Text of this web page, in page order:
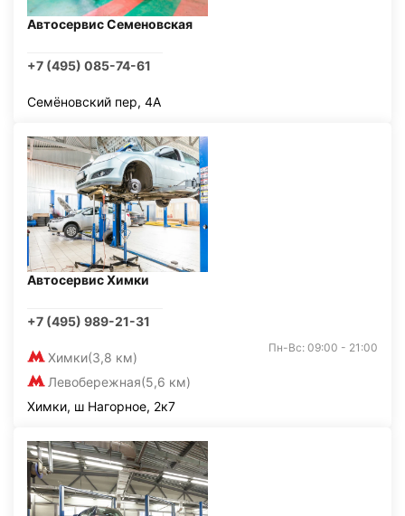
Автосервис Семеновская
+7 (495) 085-74-61
Семёновский пер, 4А
Автосервис Химки
+7 (495) 989-21-31
Химки(3,8 км)
Левобережная(5,6 км)
Пн-Вс: 09:00 - 21:00
Химки, ш Нагорное, 2к7